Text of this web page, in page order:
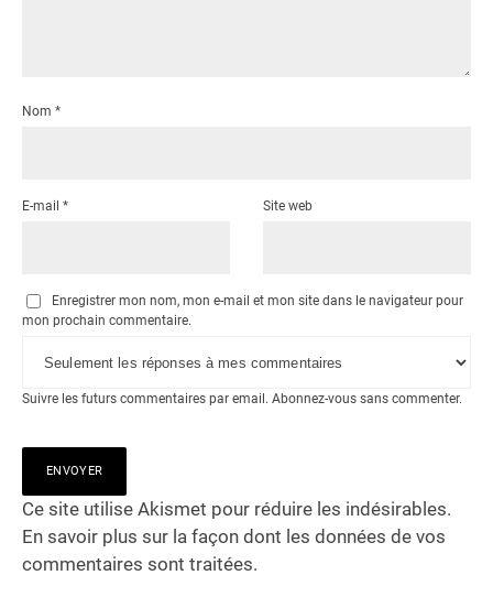
Nom *
E-mail * Site web
Enregistrer mon nom, mon e-mail et mon site dans le navigateur pour
mon prochain commentaire.
Suivre les futurs commentaires par email. Abonnez-vous sans commenter.
Ce site utilise Akismet pour réduire les indésirables.
En savoir plus sur la façon dont les données de vos
commentaires sont traitées.